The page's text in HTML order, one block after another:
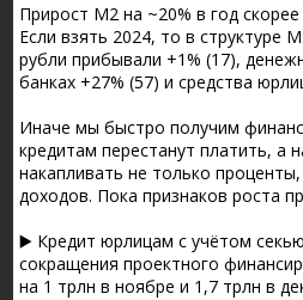
Прирост М2 на ~20% в год
Если взять 2024, то в структуре
рубли прибывали +1% (17),
банках +27% (57) и средства
Иначе мы быстро получим
кредитам перестанут платить, а
накапливать не только
доходов. Пока признаков роста
▶️ Кредит юрлицам с учётом
сокращения проектного
на 1 трлн в ноябре и 1,7 трлн в